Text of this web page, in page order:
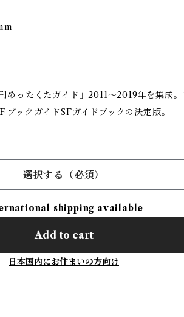
めったくたガイド」2011～2019年を集成
ブックガイドSFガイドブックの決定版。
選択する（必須）
shipping available
Add to cart
日本国内にお住まいの方向け